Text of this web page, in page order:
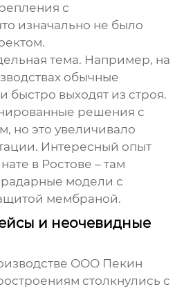
с
изначально не было
тема. Например, на
обычные
быстро выходят из строя.
решения с
но это увеличивало
Интересный опыт
в Ростове – там
модели с
мембраной.
и неочевидные
ООО Пекин
столкнулись с